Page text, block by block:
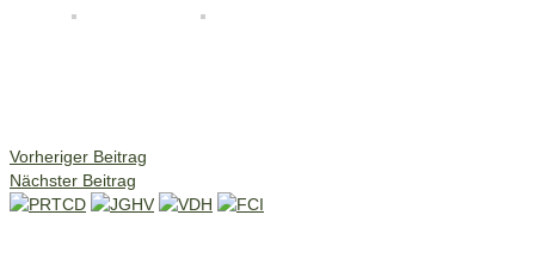
Vorheriger Beitrag
Nächster Beitrag